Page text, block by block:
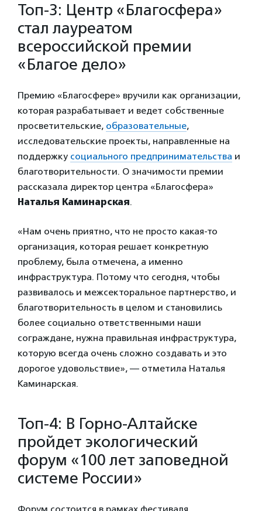
Топ-3: Центр «Благосфера»
стал лауреатом
всероссийской премии
«Благое дело»
Премию «Благосфере» вручили как организации,
которая разрабатывает и ведет собственные
просветительские, образовательные,
исследовательские проекты, направленные на
поддержку социального предпринимательства и
благотворительности. О значимости премии
рассказала директор центра «Благосфера»
Наталья Каминарская.
«Нам очень приятно, что не просто какая-то
организация, которая решает конкретную
проблему, была отмечена, а именно
инфраструктура. Потому что сегодня, чтобы
развивалось и межсекторальное партнерство, и
благотворительность в целом и становились
более социально ответственными наши
сограждане, нужна правильная инфраструктура,
которую всегда очень сложно создавать и это
дорогое удовольствие», — отметила Наталья
Каминарская.
Топ-4: В Горно-Алтайске
пройдет экологический
форум «100 лет заповедной
системе России»
Форум состоится в рамках фестиваля